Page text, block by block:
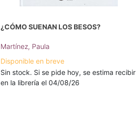
¿CÓMO SUENAN LOS BESOS?
Martínez, Paula
Disponible en breve
Sin stock. Si se pide hoy, se estima recibir
en la librería el 04/08/26